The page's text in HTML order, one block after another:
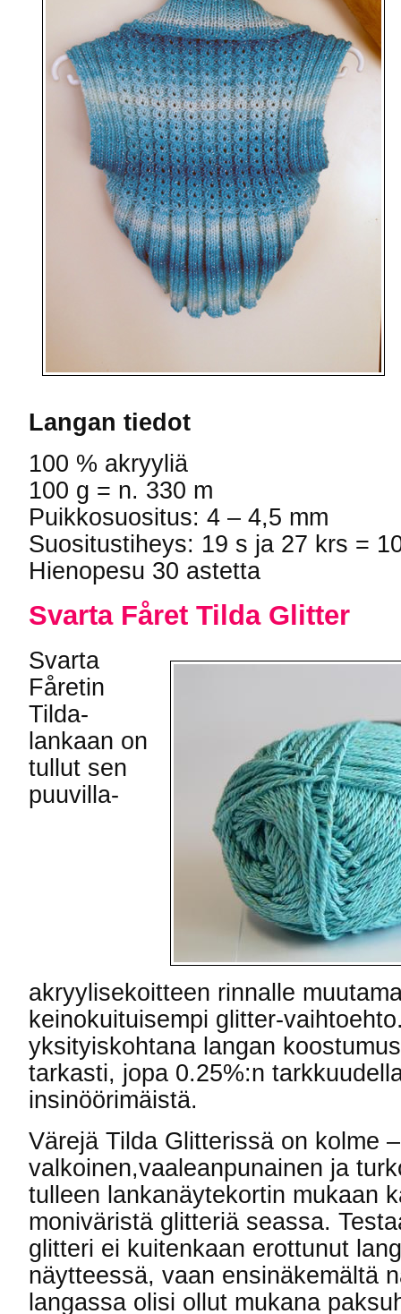
Langan tiedot
100 % akryyliä
100 g = n. 330 m
Puikkosuositus: 4 – 4,5 mm
Suositustiheys: 19 s ja 27 krs =
Hienopesu 30 astetta
Svarta Fåret Tilda Glitter
Svarta
Fåretin
Tilda-
lankaan on
tullut sen
puuvilla-
akryylisekoitteen rinnalle
keinokuituisempi glitter-
yksityiskohtana langan
tarkasti, jopa 0.25%:n
insinöörimäistä.
Värejä Tilda Glitterissä on kolme –
valkoinen,vaaleanpunainen ja
tulleen lankanäytekortin mukaan
moniväristä glitteriä seassa.
glitteri ei kuitenkaan erottunut
näytteessä, vaan ensinäkemältä
langassa olisi ollut mukana